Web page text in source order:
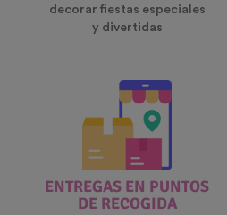
decorar fiestas especiales
y divertidas
ENTREGAS EN PUNTOS
DE RECOGIDA